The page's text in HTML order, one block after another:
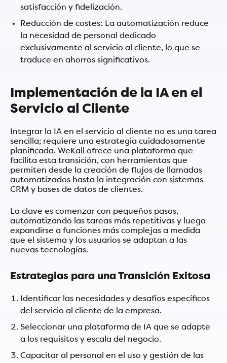
satisfacción y fidelización.
Reducción de costes: La automatización reduce
la necesidad de personal dedicado
exclusivamente al servicio al cliente, lo que se
traduce en ahorros significativos.
Implementación de la IA en el
Servicio al Cliente
Integrar la IA en el servicio al cliente no es una tarea
sencilla; requiere una estrategia cuidadosamente
planificada. WeKall ofrece una plataforma que
facilita esta transición, con herramientas que
permiten desde la creación de flujos de llamadas
automatizados hasta la integración con sistemas
CRM y bases de datos de clientes.
La clave es comenzar con pequeños pasos,
automatizando las tareas más repetitivas y luego
expandirse a funciones más complejas a medida
que el sistema y los usuarios se adaptan a las
nuevas tecnologías.
Estrategias para una Transición Exitosa
Identificar las necesidades y desafíos específicos
del servicio al cliente de la empresa.
Seleccionar una plataforma de IA que se adapte
a los requisitos y escala del negocio.
Capacitar al personal en el uso y gestión de las